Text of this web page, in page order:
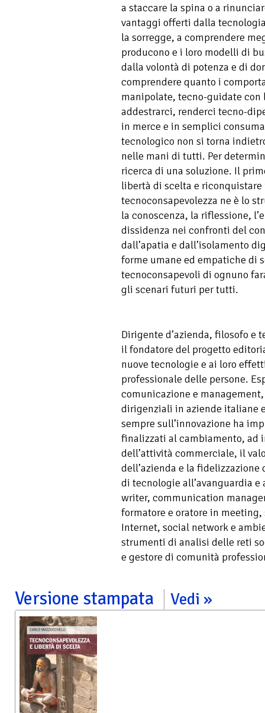
a staccare la spina o a
vantaggi offerti dalla
la sorregge, a comprendere
producono e i loro modelli di
dalla volontà di potenza e di
comprendere quanto i
manipolate, tecno-guidate
addestrarci, renderci tecno-
in merce e in semplici
tecnologico non si torna
nelle mani di tutti. Per
ricerca di una soluzione. Il
libertà di scelta e
tecnoconsapevolezza ne è lo
la conoscenza, la riflessione,
dissidenza nei confronti del
dall’apatia e dall’isolamento
forme umane ed empatiche di
tecnoconsapevoli di ognuno
gli scenari futuri per tutti.
Dirigente d’azienda, filosofo e
il fondatore del progetto
nuove tecnologie e ai loro
professionale delle persone.
comunicazione e
dirigenziali in aziende italiane
sempre sull’innovazione ha
finalizzati al cambiamento, ad
dell’attività commerciale, il
dell’azienda e la
di tecnologie all’avanguardia
writer, communication
formatore e oratore in
Internet, social network e
strumenti di analisi delle reti
e gestore di comunità
Versione stampata Vedi